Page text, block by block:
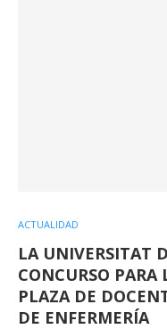
ACTUALIDAD
LA UNIVERSITAT
CONCURSO
PLAZA DE
DE ENFERMERÍA